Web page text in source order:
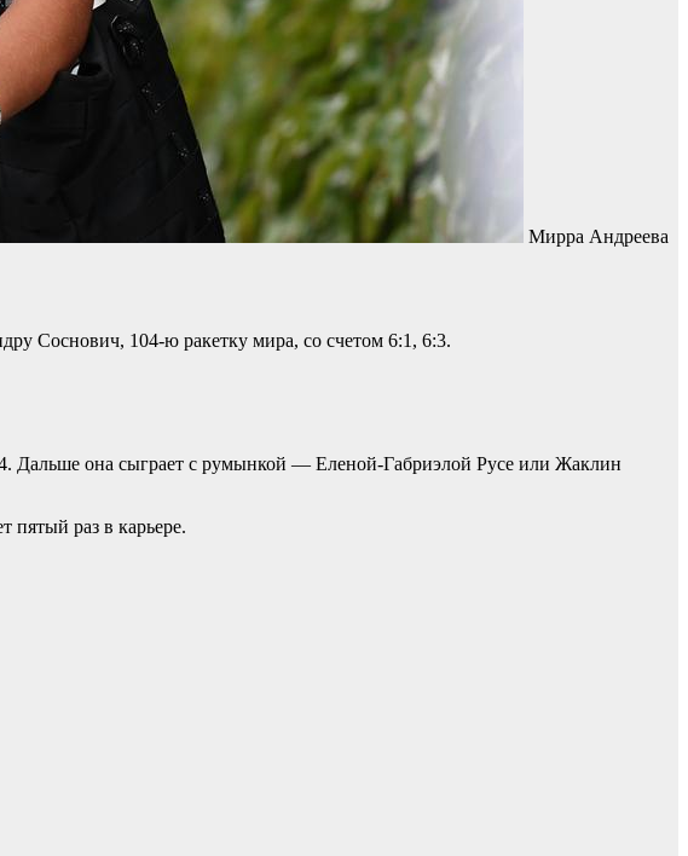
Мирра Андреева
Соснович, 104-ю ракетку мира, со счетом 6:1, 6:3.
Дальше она сыграет с румынкой — Еленой-Габриэлой Русе или Жаклин
пятый раз в карьере.